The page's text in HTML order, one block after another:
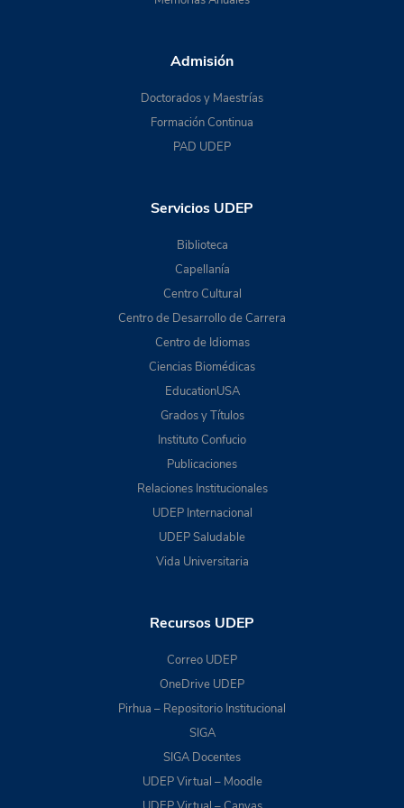
Admisión
Doctorados y Maestrías
Formación Continua
PAD UDEP
Servicios UDEP
Biblioteca
Capellanía
Centro Cultural
Centro de Desarrollo de Carrera
Centro de Idiomas
Ciencias Biomédicas
EducationUSA
Grados y Títulos
Instituto Confucio
Publicaciones
Relaciones Institucionales
UDEP Internacional
UDEP Saludable
Vida Universitaria
Recursos UDEP
Correo UDEP
OneDrive UDEP
Pirhua – Repositorio Institucional
SIGA
SIGA Docentes
UDEP Virtual – Moodle